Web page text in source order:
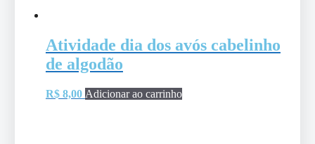
Atividade dia dos avós cabelinho
de algodão
R$8,00 Adicionar ao carrinho